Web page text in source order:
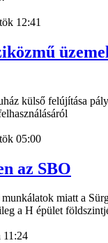
12:41
külső felújítása
05:00
az SBO
miatt a
a H épület
11:24